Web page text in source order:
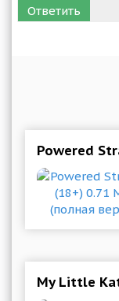
Ответить
Powered
My Little